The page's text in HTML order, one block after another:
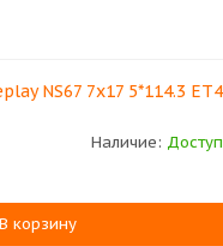
NS67 7x17 5*114.3
Наличие:
В корзину